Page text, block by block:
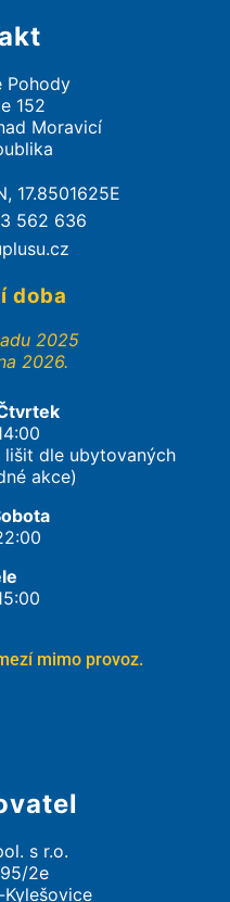
Pohody
152
Moravicí
17.8501625E
562 636
doba
2025
2026.
lišit dle ubytovaných
akce)
mimo provoz.
s r.o.
2e